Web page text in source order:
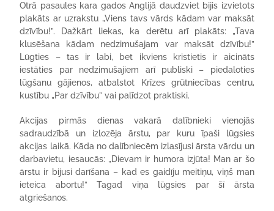
Otrā pasaules kara gados Anglijā daudzviet bijis izvietots
plakāts ar uzrakstu „Viens tavs vārds kādam var maksāt
dzīvību!”. Dažkārt liekas, ka derētu arī plakāts: „Tava
klusēšana kādam nedzimušajam var maksāt dzīvību!”
Lūgties – tas ir labi, bet ikviens kristietis ir aicināts
iestāties par nedzimušajiem arī publiski – piedaloties
lūgšanu gājienos, atbalstot Krīzes grūtniecības centru,
kustību „Par dzīvību” vai palīdzot praktiski.
Akcijas pirmās dienas vakarā dalībnieki vienojās
sadraudzībā un izlozēja ārstu, par kuru īpaši lūgsies
akcijas laikā. Kāda no dalībniecēm izlasījusi ārsta vārdu un
darbavietu, iesaucās: „Dievam ir humora izjūta! Man ar šo
ārstu ir bijusi darīšana – kad es gaidīju meitiņu, viņš man
ieteica abortu!” Tagad viņa lūgsies par šī ārsta
atgriešanos.